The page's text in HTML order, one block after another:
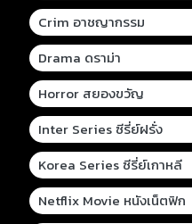
Crim อาชญากรรม
Drama ดราม่า
Horror สยองขวัญ
Inter Series ซีรี่ย์ฝรั่ง
Korea Series ซีรี่ย์เกาหลี
Netflix Movie หนังเน็ตฟิก